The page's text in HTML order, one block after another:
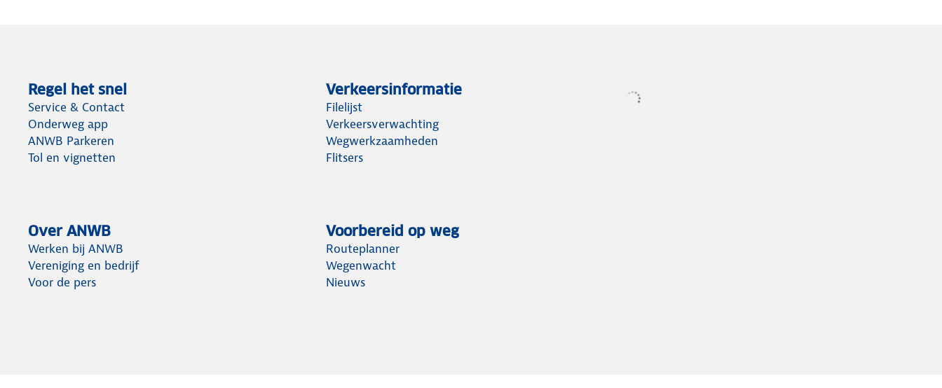
Regel het snel
Service & Contact
Onderweg app
ANWB Parkeren
Tol en vignetten
Verkeersinformatie
Filelijst
Verkeersverwachting
Wegwerkzaamheden
Flitsers
Over ANWB
Werken bij ANWB
Vereniging en bedrijf
Voor de pers
Voorbereid op weg
Routeplanner
Wegenwacht
Nieuws